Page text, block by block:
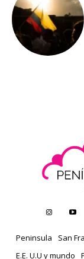
Peninsula San
E.E. U.U y mundo